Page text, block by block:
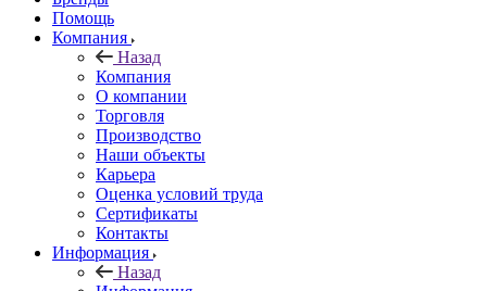
Помощь
Компания
Назад
Компания
О компании
Торговля
Производство
Наши объекты
Карьера
Оценка условий труда
Сертификаты
Контакты
Информация
Назад